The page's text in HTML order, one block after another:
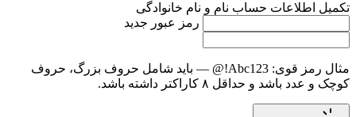
تکمیل اطلاعات حساب نام و نام خانوادگی
رمز عبور جدید
مثال رمز قوی: Abc123!@
— باید شامل حروف بزرگ، حروف
کوچک و عدد باشد و حداقل ۸ کاراکتر داشته باشد.